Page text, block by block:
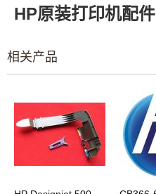
HP原装打印机配件
相关产品